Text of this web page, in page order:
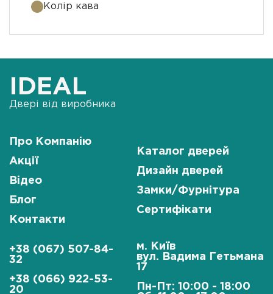
Колір кава
IDEAL
Двері від виробника
Про Компанію
Акції
Відео
Блог
Контакти
Каталог дверей
Дизайн дверей
Замки/Фурнітура
Сертифікати
+38 (067) 507-84-
32
+38 (066) 922-53-
20
м. Київ
вул. Вадима Гетьмана
17
Пн-Пт: 10:00 - 18:00